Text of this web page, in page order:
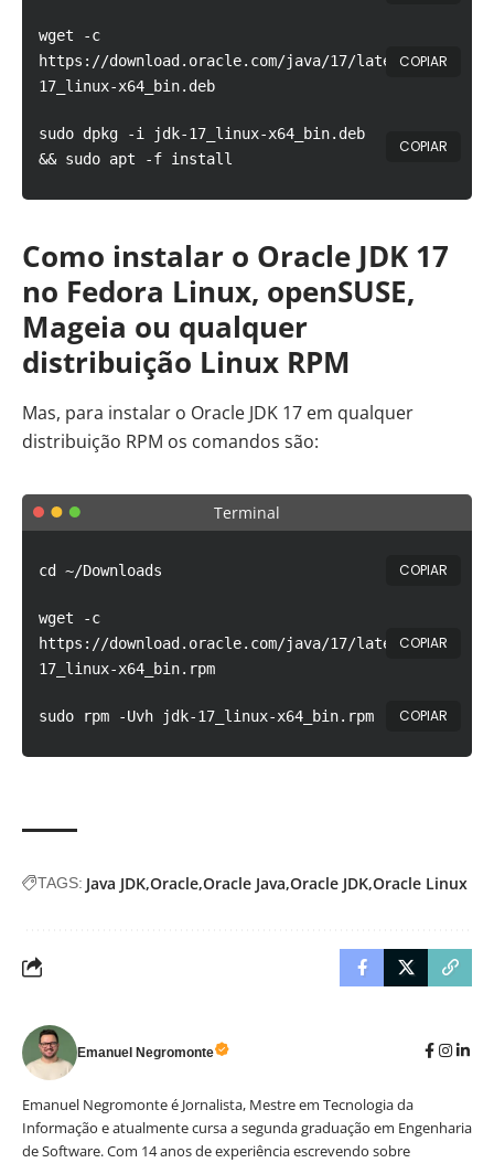
wget -c
https://download.oracle.com/java/17/latest/jdk-
17_linux-x64_bin.deb
COPIAR
sudo dpkg -i jdk-17_linux-x64_bin.deb
&& sudo apt -f install
COPIAR
Como instalar o Oracle JDK 17
no Fedora Linux, openSUSE,
Mageia ou qualquer
distribuição Linux RPM
Mas, para instalar o Oracle JDK 17 em qualquer
distribuição RPM os comandos são:
Terminal
cd ~/Downloads COPIAR
wget -c
https://download.oracle.com/java/17/latest/jdk-
17_linux-x64_bin.rpm
COPIAR
sudo rpm -Uvh jdk-17_linux-x64_bin.rpm COPIAR
TAGS: Java JDK Oracle Oracle Java Oracle JDK Oracle Linux
Emanuel Negromonte
Emanuel Negromonte é Jornalista, Mestre em Tecnologia da
Informação e atualmente cursa a segunda graduação em Engenharia
de Software. Com 14 anos de experiência escrevendo sobre